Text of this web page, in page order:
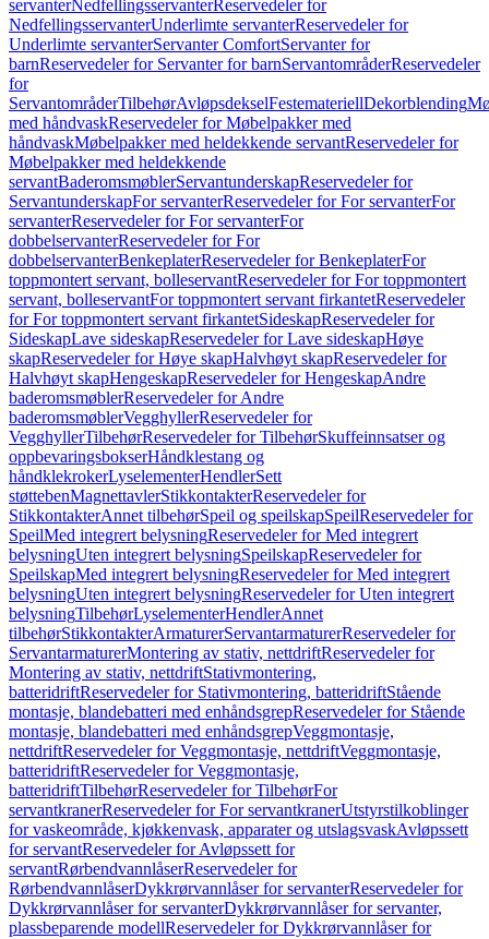
servanterNedfellingsservanterReservedeler for
NedfellingsservanterUnderlimte servanterReservedeler for
Underlimte servanterServanter ComfortServanter for
barnReservedeler for Servanter for barnServantområderReservedeler
for
ServantområderTilbehørAvløpsdekselFestemateriellDekorblending
med håndvaskReservedeler for Møbelpakker med
håndvaskMøbelpakker med heldekkende servantReservedeler for
Møbelpakker med heldekkende
servantBaderomsmøblerServantunderskapReservedeler for
ServantunderskapFor servanterReservedeler for For servanterFor
servanterReservedeler for For servanterFor
dobbelservanterReservedeler for For
dobbelservanterBenkeplaterReservedeler for BenkeplaterFor
toppmontert servant, bolleservantReservedeler for For toppmontert
servant, bolleservantFor toppmontert servant firkantetReservedeler
for For toppmontert servant firkantetSideskapReservedeler for
SideskapLave sideskapReservedeler for Lave sideskapHøye
skapReservedeler for Høye skapHalvhøyt skapReservedeler for
Halvhøyt skapHengeskapReservedeler for HengeskapAndre
baderomsmøblerReservedeler for Andre
baderomsmøblerVegghyllerReservedeler for
VegghyllerTilbehørReservedeler for TilbehørSkuffeinnsatser og
oppbevaringsbokserHåndklestang og
håndklekrokerLyselementerHendlerSett
støttebenMagnettavlerStikkontakterReservedeler for
StikkontakterAnnet tilbehørSpeil og speilskapSpeilReservedeler for
SpeilMed integrert belysningReservedeler for Med integrert
belysningUten integrert belysningSpeilskapReservedeler for
SpeilskapMed integrert belysningReservedeler for Med integrert
belysningUten integrert belysningReservedeler for Uten integrert
belysningTilbehørLyselementerHendlerAnnet
tilbehørStikkontakterArmaturerServantarmaturerReservedeler for
ServantarmaturerMontering av stativ, nettdriftReservedeler for
Montering av stativ, nettdriftStativmontering,
batteridriftReservedeler for Stativmontering, batteridriftStående
montasje, blandebatteri med enhåndsgrepReservedeler for Stående
montasje, blandebatteri med enhåndsgrepVeggmontasje,
nettdriftReservedeler for Veggmontasje, nettdriftVeggmontasje,
batteridriftReservedeler for Veggmontasje,
batteridriftTilbehørReservedeler for TilbehørFor
servantkranerReservedeler for For servantkranerUtstyrstilkoblinger
for vaskeområde, kjøkkenvask, apparater og utslagsvaskAvløpssett
for servantReservedeler for Avløpssett for
servantRørbendvannlåserReservedeler for
RørbendvannlåserDykkrørvannlåser for servanterReservedeler for
Dykkrørvannlåser for servanterDykkrørvannlåser for servanter,
plassbeparende modellReservedeler for Dykkrørvannlåser for